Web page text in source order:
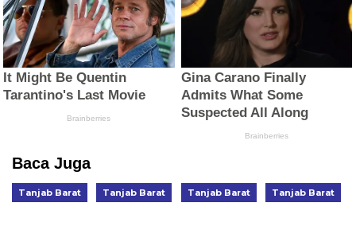
Baca Juga
Tanjab Barat Tanjab Barat Tanjab Barat Tanjab Barat